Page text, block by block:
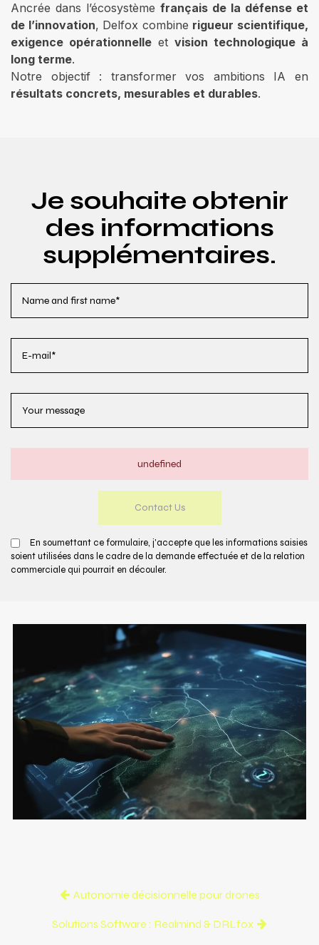
Ancrée dans l’écosystème français de la défense et
de l’innovation, Delfox combine rigueur scientifique,
exigence opérationnelle et vision technologique à
long terme.
Notre objectif : transformer vos ambitions IA en
résultats concrets, mesurables et durables.
Je souhaite obtenir
des informations
supplémentaires.
undefined
En soumettant ce formulaire, j'accepte que les informations saisies
soient utilisées dans le cadre de la demande effectuée et de la relation
commerciale qui pourrait en découler.
Autonomie décisionnelle pour drones
Solutions Software : Realmind & DRLfox